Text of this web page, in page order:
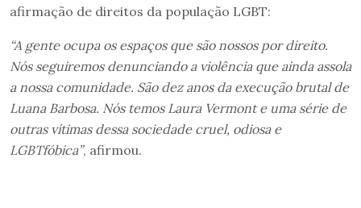
afirmação de direitos da população LGBT:
“A gente ocupa os espaços que são nossos por direito.
Nós seguiremos denunciando a violência que ainda assola
a nossa comunidade. São dez anos da execução brutal de
Luana Barbosa. Nós temos Laura Vermont e uma série de
outras vítimas dessa sociedade cruel, odiosa e
LGBTfóbica”, afirmou.